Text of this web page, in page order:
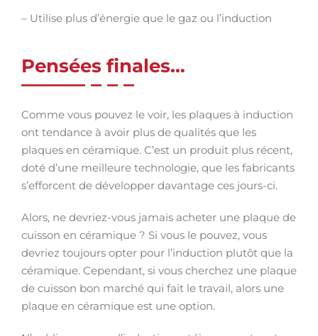
– Utilise plus d’énergie que le gaz ou l’induction
Pensées finales…
Comme vous pouvez le voir, les plaques à induction
ont tendance à avoir plus de qualités que les
plaques en céramique. C’est un produit plus récent,
doté d’une meilleure technologie, que les fabricants
s’efforcent de développer davantage ces jours-ci.
Alors, ne devriez-vous jamais acheter une plaque de
cuisson en céramique ? Si vous le pouvez, vous
devriez toujours opter pour l’induction plutôt que la
céramique. Cependant, si vous cherchez une plaque
de cuisson bon marché qui fait le travail, alors une
plaque en céramique est une option.